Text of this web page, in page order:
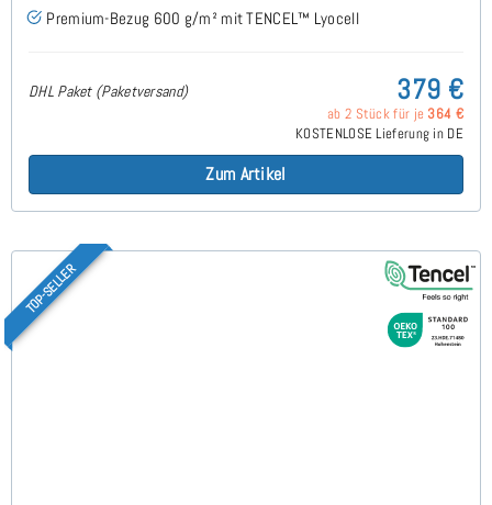
Premium-Bezug 600 g/m² mit TENCEL™ Lyocell
DHL Paket (Paketversand) 379 €
ab 2 Stück für je 364 €
KOSTENLOSE Lieferung in DE
Zum Artikel
TOP-SELLER